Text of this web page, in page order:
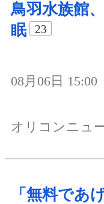
鳥羽水族館
眠
23
08月06日 15:00
オリコンニュ
「無料であ